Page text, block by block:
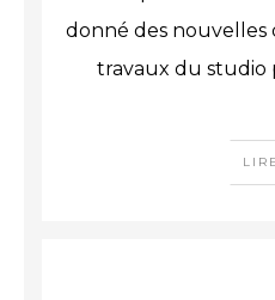
donné des nouvelles
travaux du studio